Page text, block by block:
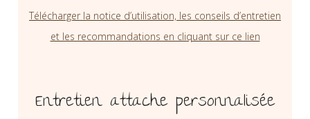
Télécharger la notice d’utilisation, les conseils d’entretien
et les recommandations en cliquant sur ce lien
Entretien attache personnalisée